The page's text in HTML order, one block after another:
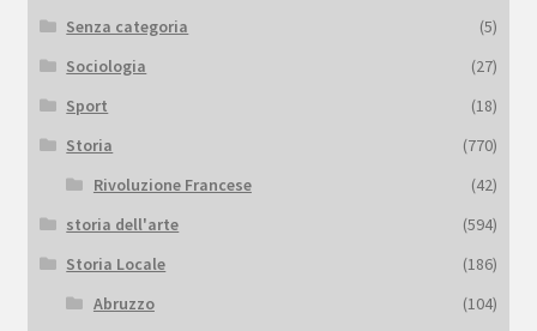
Senza categoria
(5)
Sociologia
(27)
Sport
(18)
Storia
(770)
Rivoluzione Francese
(42)
storia dell'arte
(594)
Storia Locale
(186)
Abruzzo
(104)